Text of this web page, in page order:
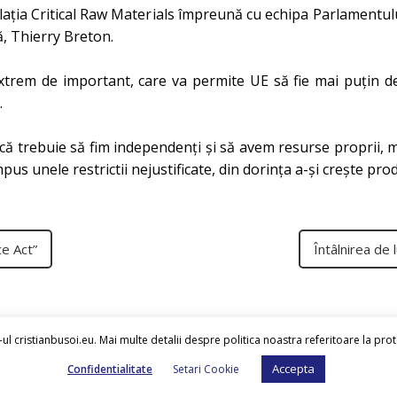
Critical Raw Materials împreună cu echipa
Thierry Breton.
de important, care va permite UE să fie mai puțin
trebuie să fim independenți și să avem resurse proprii,
unele restrictii nejustificate, din dorința a-și crește
Act” Întâlnirea de
Cristian Busoi© 2026.
cristianbusoi.eu. Mai multe detalii despre politica noastra referitoare la
Confidentialitate
Setari Cookie Accepta